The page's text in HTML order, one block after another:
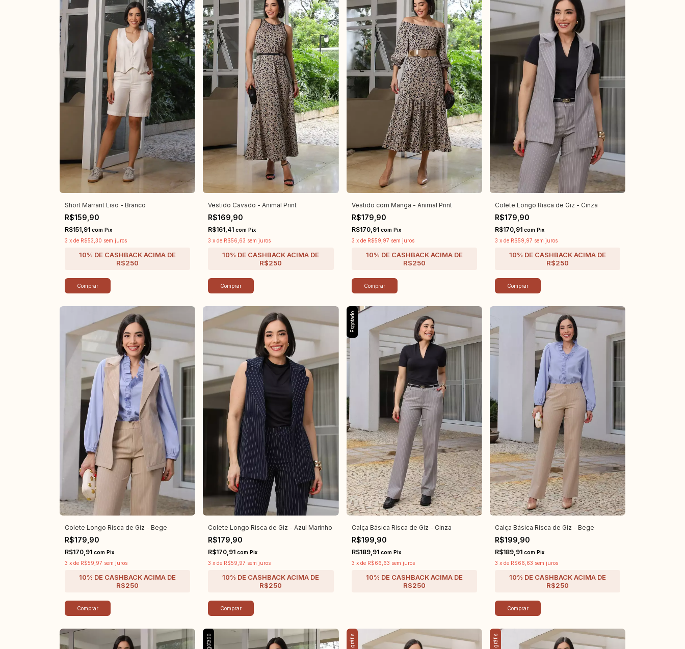
Short Marrant Liso - Branco
R$159,90
R$151,91 com Pix
3 x de R$53,30 sem juros
Comprar
Vestido Cavado - Animal Print
R$169,90
R$161,41com Pix
3 xde R$56,63 sem juros
Comprar
Vestido com Manga - Animal Print
R$179,90
R$170,91 com Pix
3 x de R$59,97 sem juros
Comprar
Colete Longo Risca de Giz - Cinza
R$179,90
R$170,91 com Pix
3 x de R$59,97 sem juros
Comprar
Colete Longo Risca de Giz - Bege
R$179,90
R$170,91 com Pix
3 x de R$59,97 sem juros
Comprar
Colete Longo Risca de Giz - Azul Marinho
R$179,90
R$170,91com Pix
3 xde R$59,97 sem juros
Comprar
Esgotado
Calça Básica Risca de Giz - Cinza
R$199,90
R$189,91 com Pix
3 x de R$66,63 sem juros
Calça Básica Risca de Giz - Bege
R$199,90
R$189,91 com Pix
3 x de R$66,63 sem juros
Comprar
Esgotado